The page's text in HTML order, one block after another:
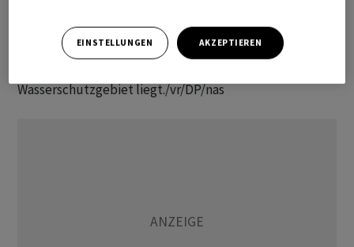
Mitarbeiter und stellen hochgerechnet etwa 250 000
Fahrzeuge im Jahr her. Umwelt- und Naturschützer
Wasserschutzgebiet liegt./vr/DP/nas
EINSTELLUNGEN AKZEPTIEREN